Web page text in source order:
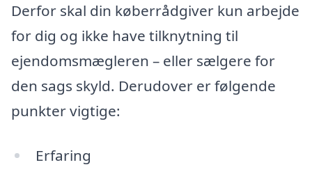
Derfor skal din køberrådgiver kun arbejde
for dig og ikke have tilknytning til
ejendomsmægleren – eller sælgere for
den sags skyld. Derudover er følgende
punkter vigtige:
Erfaring